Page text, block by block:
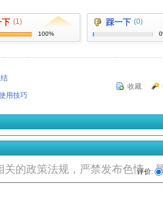
下 (1)
100%
踩一下 (0)
用技巧
收藏
关的政策法规，严禁发布色情、
评价: